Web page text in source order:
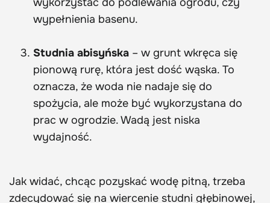
wypełnienia basenu.
Studnia abisyńska – w grunt wkręca się
pionową rurę, która jest dość wąska. To
oznacza, że woda nie nadaje się do
spożycia, ale może być wykorzystana do
prac w ogrodzie. Wadą jest niska
wydajność.
Jak widać, chcąc pozyskać wodę pitną, trzeba
zdecydować się na wiercenie studni głębinowej,